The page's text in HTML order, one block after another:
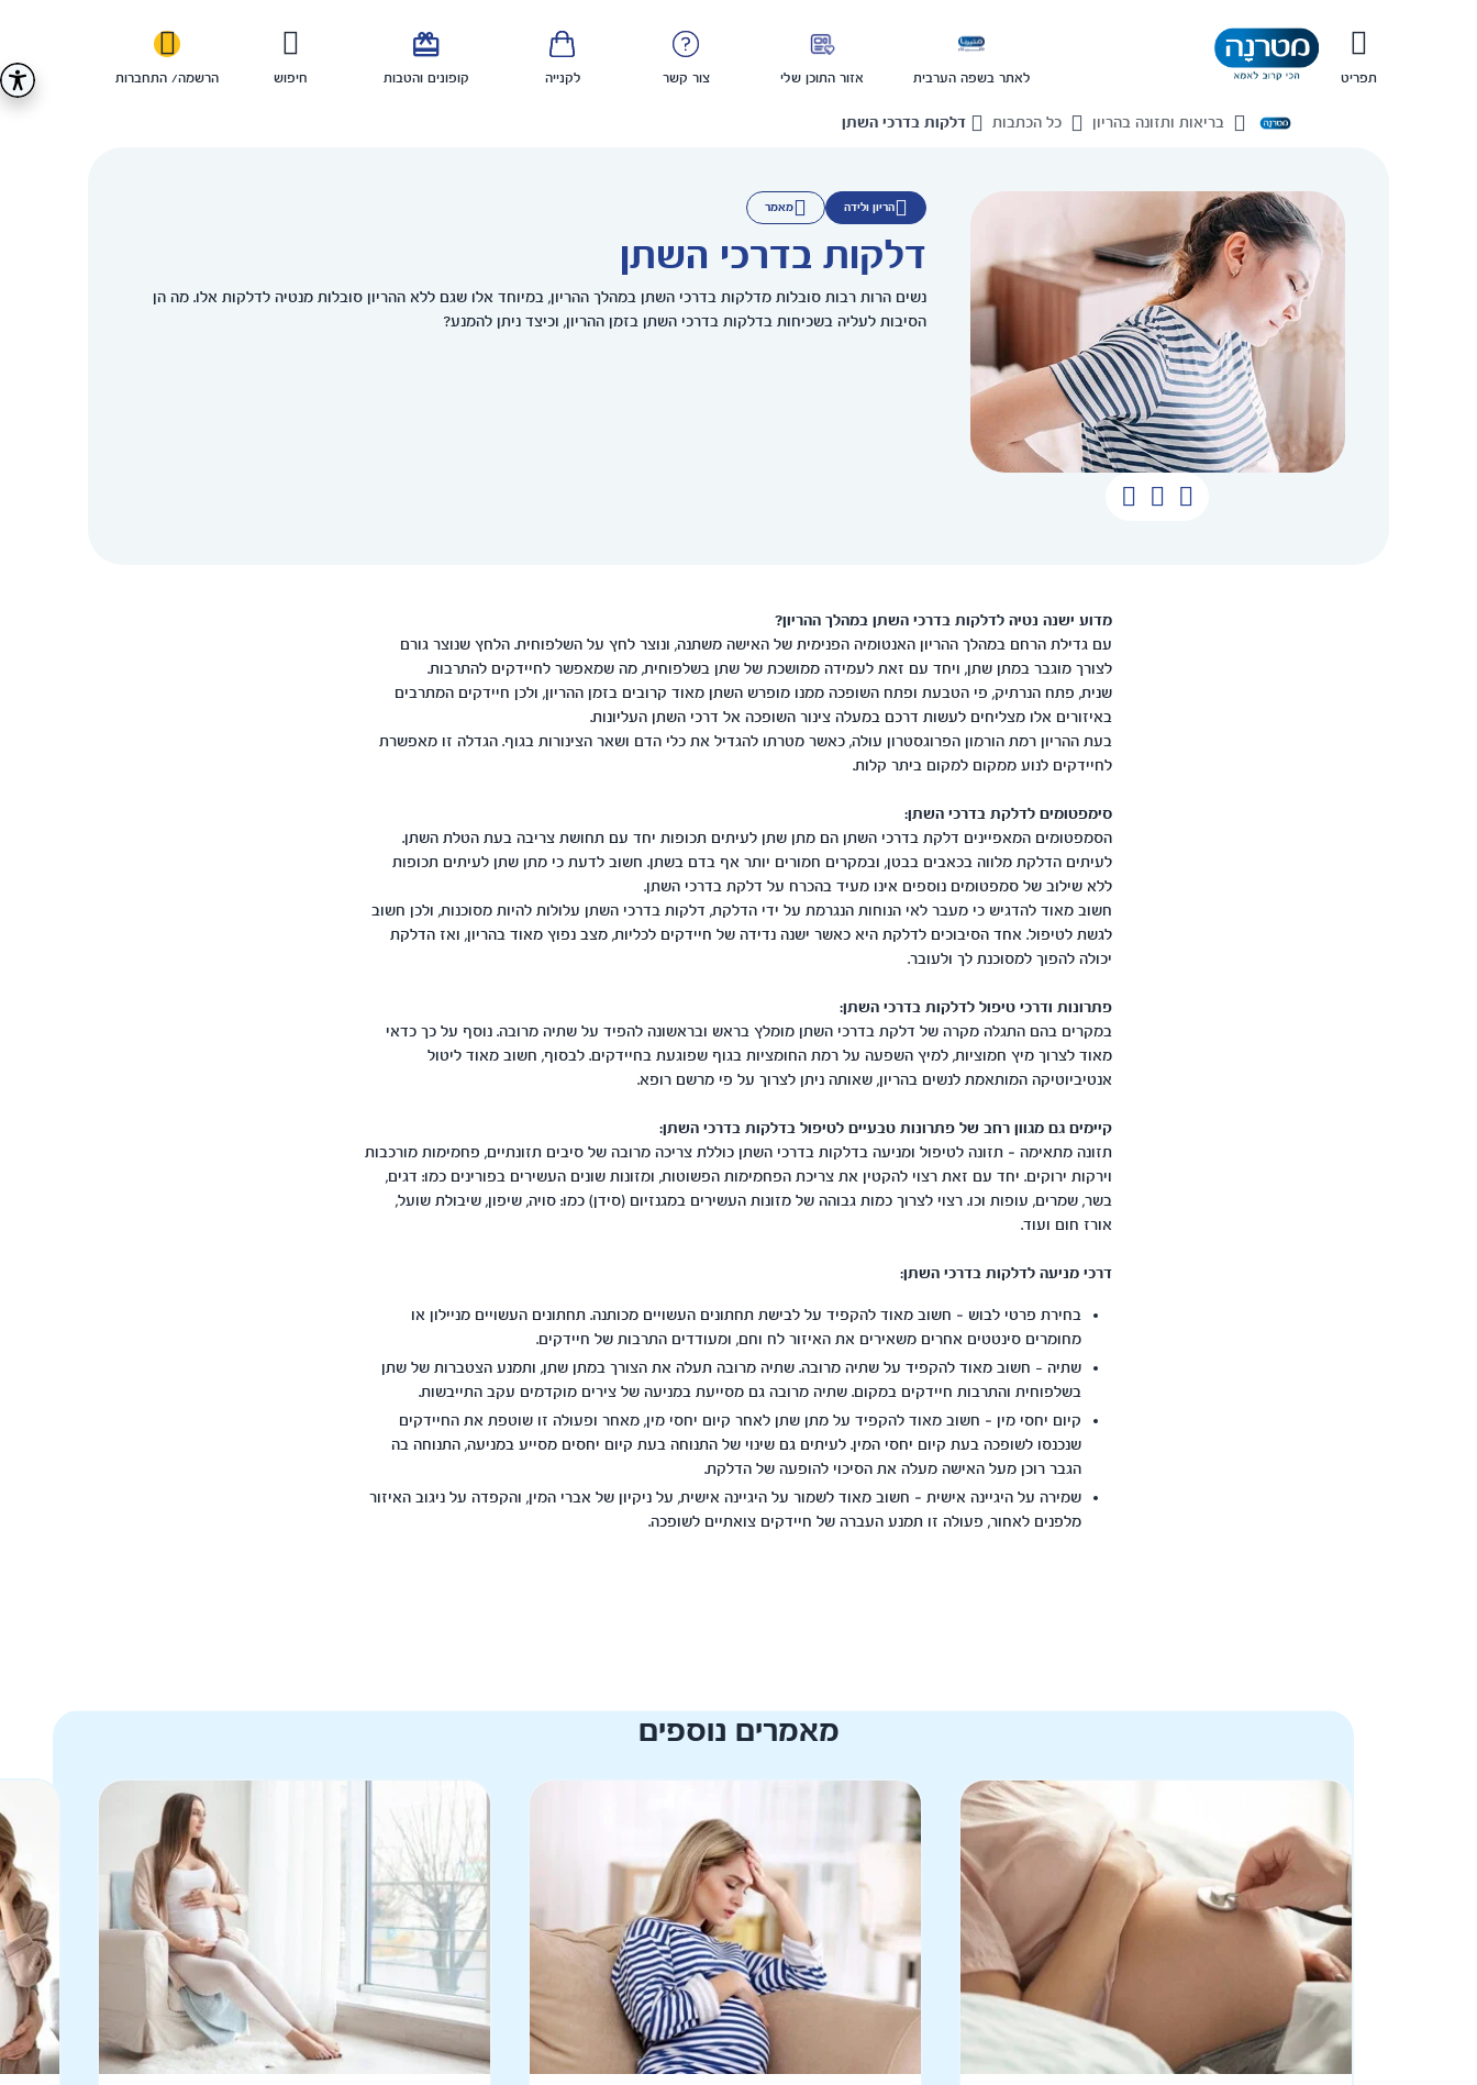
תפריט לאתר בשפה הערבית אזור התוכן שלי צור קשר לקנייה

קופונים והטבות חיפוש הרשמה/ התחברות
בית
בריאות ותזונה בהריון כל הכתבות דלקות בדרכי השתן
הריון ולידה מאמר
דלקות בדרכי השתן
נשים הרות רבות סובלות מדלקות בדרכי השתן במהלך ההריון, במיוחד אלו שגם ללא ההריון סובלות מנטיה לדלקות אלו. מה הן
הסיבות לעליה בשכיחות בדלקות בדרכי השתן בזמן ההריון, וכיצד ניתן להמנע?
מדוע ישנה נטיה לדלקות בדרכי השתן במהלך ההריון?
עם גדילת הרחם במהלך ההריון האנטומיה הפנימית של האישה משתנה, ונוצר לחץ על השלפוחית. הלחץ שנוצר גורם
לצורך מוגבר במתן שתן, ויחד עם זאת לעמידה ממושכת של שתן בשלפוחית, מה שמאפשר לחיידקים להתרבות.
שנית, פתח הנרתיק, פי הטבעת ופתח השופכה ממנו מופרש השתן מאוד קרובים בזמן ההריון, ולכן חיידקים המתרבים
באיזורים אלו מצליחים לעשות דרכם במעלה צינור השופכה אל דרכי השתן העליונות.
בעת ההריון רמת הורמון הפרוגסטרון עולה, כאשר מטרתו להגדיל את כלי הדם ושאר הצינורות בגוף. הגדלה זו מאפשרת
לחיידקים לנוע ממקום למקום ביתר קלות.
סימפטומים לדלקת בדרכי השתן:
הסמפטומים המאפיינים דלקת בדרכי השתן הם מתן שתן לעיתים תכופות יחד עם תחושת צריבה בעת הטלת השתן.
לעיתים הדלקת מלווה בכאבים בבטן, ובמקרים חמורים יותר אף בדם בשתן. חשוב לדעת כי מתן שתן לעיתים תכופות
ללא שילוב של סמפטומים נוספים אינו מעיד בהכרח על דלקת בדרכי השתן.
חשוב מאוד להדגיש כי מעבר לאי הנוחות הנגרמת על ידי הדלקת, דלקות בדרכי השתן עלולות להיות מסוכנות, ולכן חשוב
לגשת לטיפול. אחד הסיבוכים לדלקת היא כאשר ישנה נדידה של חיידקים לכליות, מצב נפוץ מאוד בהריון, ואז הדלקת
יכולה להפוך למסוכנת לך ולעובר.
פתרונות ודרכי טיפול לדלקות בדרכי השתן:
במקרים בהם התגלה מקרה של דלקת בדרכי השתן מומלץ בראש ובראשונה להפיד על שתיה מרובה. נוסף על כך כדאי
מאוד לצרוך מיץ חמוציות, למיץ השפעה על רמת החומציות בגוף שפוגעת בחיידקים. לבסוף, חשוב מאוד ליטול
אנטיביוטיקה המותאמת לנשים בהריון, שאותה ניתן לצרוך על פי מרשם רופא.
קיימים גם מגוון רחב של פתרונות טבעיים לטיפול בדלקות בדרכי השתן:
תזונה מתאימה – תזונה לטיפול ומניעה בדלקות בדרכי השתן כוללת צריכה מרובה של סיבים תזונתיים, פחמימות מורכבות
וירקות ירוקים. יחד עם זאת רצוי להקטין את צריכת הפחמימות הפשוטות, ומזונות שונים העשירים בפורינים כמו: דגים,
בשר, שמרים, עופות וכו. רצוי לצרוך כמות גבוהה של מזונות העשירים במגנזיום (סידן) כמו: סויה, שיפון, שיבולת שועל,
אורז חום ועוד.
דרכי מניעה לדלקות בדרכי השתן:
בחירת פרטי לבוש – חשוב מאוד להקפיד על לבישת תחתונים העשויים מכותנה. תחתונים העשויים מניילון או
מחומרים סינטטים אחרים משאירים את האיזור לח וחם, ומעודדים התרבות של חיידקים.
שתיה - חשוב מאוד להקפיד על שתיה מרובה. שתיה מרובה תעלה את הצורך במתן שתן, ותמנע הצטברות של שתן
בשלפוחית והתרבות חיידקים במקום. שתיה מרובה גם מסייעת במניעה של צירים מוקדמים עקב התייבשות.
קיום יחסי מין – חשוב מאוד להקפיד על מתן שתן לאחר קיום יחסי מין, מאחר ופעולה זו שוטפת את החיידקים
שנכנסו לשופכה בעת קיום יחסי המין. לעיתים גם שינוי של התנוחה בעת קיום יחסים מסייע במניעה, התנוחה בה
הגבר רוכן מעל האישה מעלה את הסיכוי להופעה של הדלקת.
שמירה על היגיינה אישית – חשוב מאוד לשמור על היגיינה אישית, על ניקיון של אברי המין, והקפדה על ניגוב האיזור
מלפנים לאחור, פעולה זו תמנע העברה של חיידקים צואתיים לשופכה.
מאמרים נוספים